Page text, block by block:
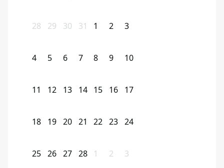
28 29 30 31 1 2 3
4 5 6 7 8 9 10
11 12 13 14 15 16 17
18 19 20 21 22 23 24
25 26 27 28 1 2 3